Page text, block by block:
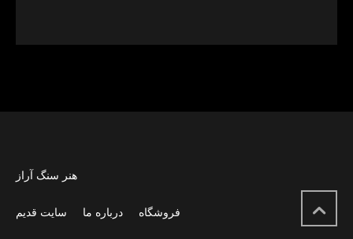
هنر سنگ آراز
سایت قدیم درباره ما فروشگاه